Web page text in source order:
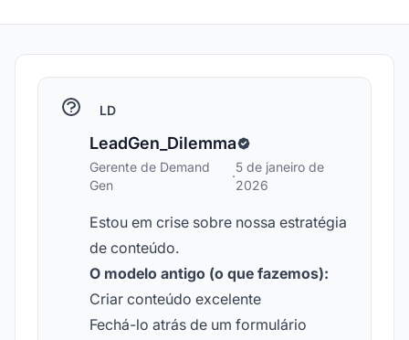
LD
LeadGen_Dilemma
Gerente de Demand
Gen
·
5 de janeiro de
2026
Estou em crise sobre nossa estratégia
de conteúdo.
O modelo antigo (o que fazemos):
Criar conteúdo excelente
Fechá-lo atrás de um formulário